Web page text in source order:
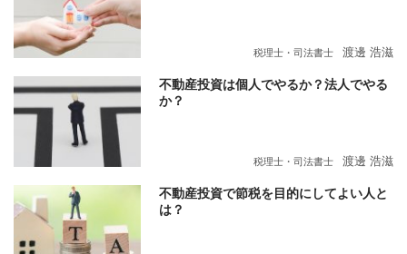
税理士・司法書士 渡邊 浩滋
不動産投資は個人でやるか？法人でやる
か？
税理士・司法書士 渡邊 浩滋
不動産投資で節税を目的にしてよい人と
は？